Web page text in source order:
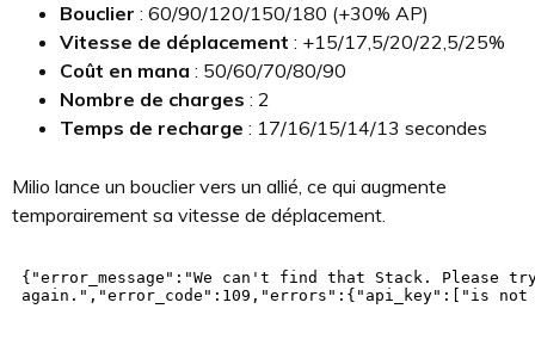
Bouclier : 60/90/120/150/180 (+30% AP)
Vitesse de déplacement : +15/17,5/20/22,5/25%
Coût en mana : 50/60/70/80/90
Nombre de charges : 2
Temps de recharge : 17/16/15/14/13 secondes
Milio lance un bouclier vers un allié, ce qui augmente
temporairement sa vitesse de déplacement.